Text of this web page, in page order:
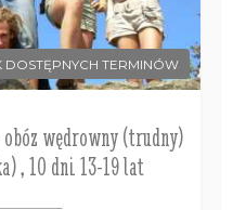
DOSTĘPNYCH TERMINÓW
wędrowny (trudny)
, 10 dni 13-19 lat